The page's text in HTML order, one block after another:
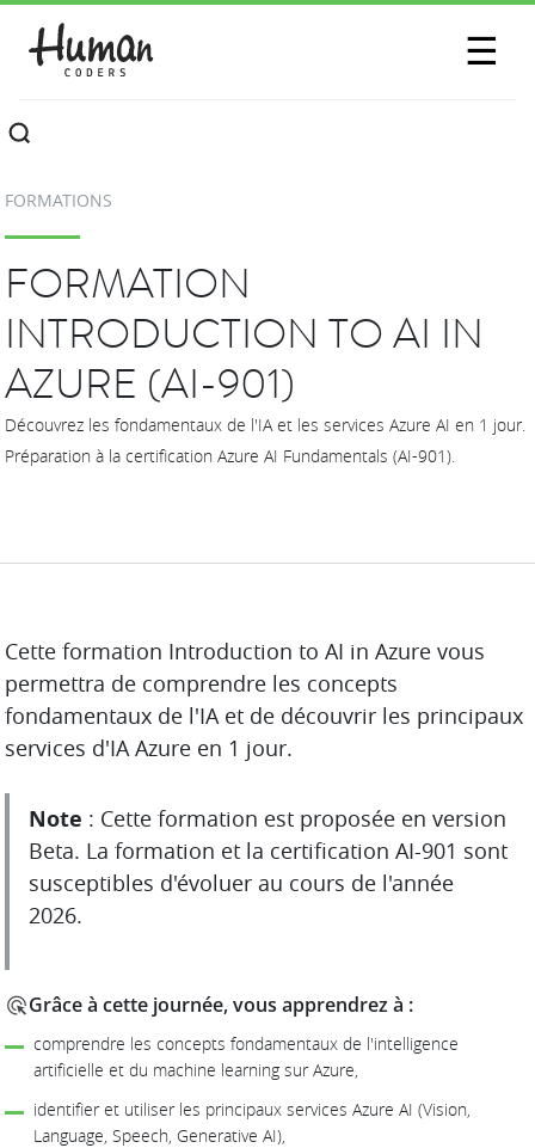
☰
FORMATIONS
FORMATION
INTRODUCTION TO AI IN
AZURE (AI-901)
Découvrez les fondamentaux de l'IA et les services Azure AI en 1 jour.
Préparation à la certification Azure AI Fundamentals (AI-901).
DESCRIPTION
Cette formation Introduction to AI in Azure vous
permettra de comprendre les concepts
fondamentaux de l'IA et de découvrir les principaux
services d'IA Azure en 1 jour.
Note : Cette formation est proposée en version
Beta. La formation et la certification AI-901 sont
susceptibles d'évoluer au cours de l'année
2026.
Grâce à cette journée, vous apprendrez à :
comprendre les concepts fondamentaux de l'intelligence
artificielle et du machine learning sur Azure,
identifier et utiliser les principaux services Azure AI (Vision,
Language, Speech, Generative AI),